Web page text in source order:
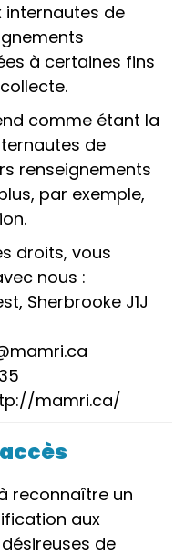
de
à certaines fins
comme étant la
de
renseignements
par exemple,
droits, vous
nous :
Sherbrooke J1J
mamri.ca/
reconnaître un
aux
de